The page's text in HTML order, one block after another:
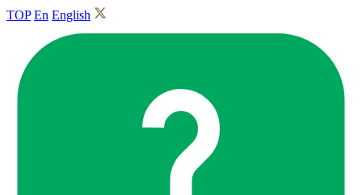
TOP En English